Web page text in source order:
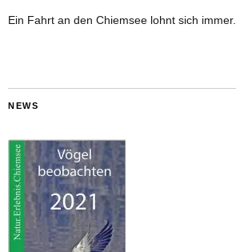
Ein Fahrt an den Chiemsee lohnt sich immer.
NEWS